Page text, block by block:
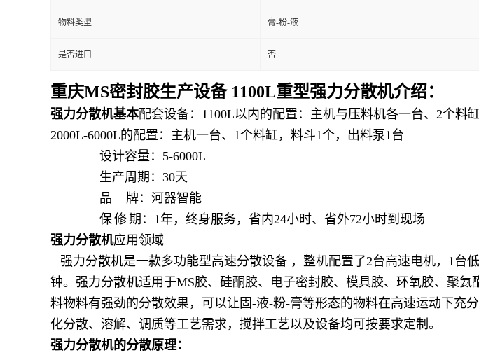
物料类型 膏-粉-液
是否进口 否
重庆MS密封胶生产设备 1100L重型强力分散机介绍：
强力分散机基本配套设备： 1100L以内的配置：主机与压料机各一台、 2个料缸
2000L-6000L的配置：主机一台、 1个料缸，料斗1个，出料泵1台
设计容量： 5-6000L
生产周期： 30天
品
牌：河器智能
保修期： 1年，终身服务，省内24小时、省外72小时到现场
强力分散机应用领域
强力分散机是一款多功能型高速分散设备 ，整机配置了2台高速电机， 1台
钟。强力分散机适用于MS胶、硅酮胶、电子密封胶、模具胶、环氧胶、聚
料物料有强劲的分散效果，可以让固-液-粉-膏等形态的物料在高速运动下充
化分散、溶解、调质等工艺需求，搅拌工艺以及设备均可按要求定制。
强力分散机的分散原理：